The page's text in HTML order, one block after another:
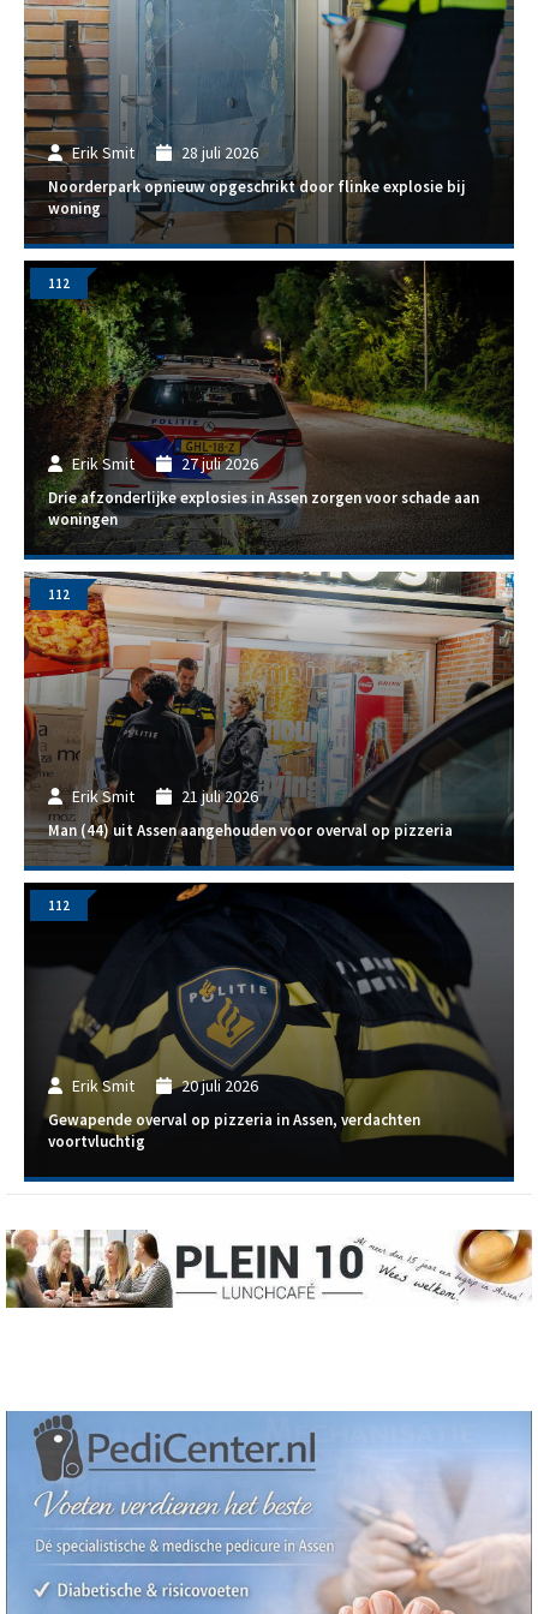
Erik Smit 28 juli 2026
Noorderpark opnieuw opgeschrikt door flinke explosie bij
woning
Erik Smit 27 juli 2026
Drie afzonderlijke explosies in Assen zorgen voor schade aan
woningen
112
Erik Smit 21 juli 2026
Man (44) uit Assen aangehouden voor overval op pizzeria
112
Erik Smit 20 juli 2026
Gewapende overval op pizzeria in Assen, verdachten
voortvluchtig
112